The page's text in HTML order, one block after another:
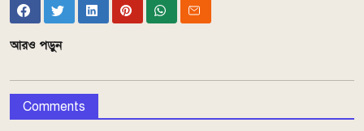
আরও পড়ুন
Comments